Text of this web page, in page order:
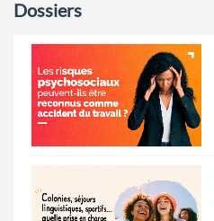
Dossiers